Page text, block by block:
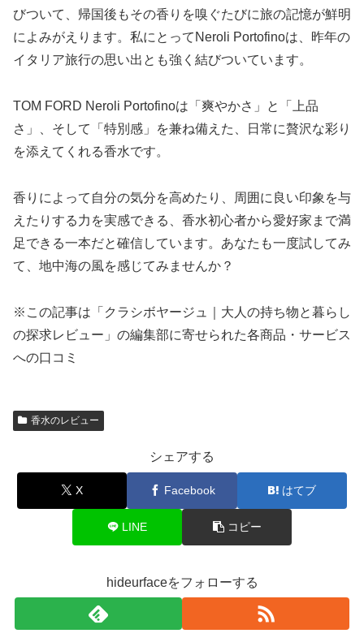
びついて、帰国後もその香りを嗅ぐたびに旅の記憶が鮮明
によみがえります。私にとってNeroli Portofinoは、昨年の
イタリア旅行の思い出とも強く結びついています。
TOM FORD Neroli Portofinoは「爽やかさ」と「上品
さ」、そして「特別感」を兼ね備えた、日常に贅沢な彩り
を添えてくれる香水です。
香りによって自分の気分を高めたり、周囲に良い印象を与
えたりする力を実感できる、香水初心者から愛好家まで満
足できる一本だと確信しています。あなたも一度試してみ
て、地中海の風を感じてみませんか？
※この記事は「クラシボヤージュ｜大人の持ち物と暮らし
の探求レビュー」の編集部に寄せられた各商品・サービス
への口コミ
香水のレビュー
シェアする
X Facebook はてブ
LINE コピー
hideurfaceをフォローする